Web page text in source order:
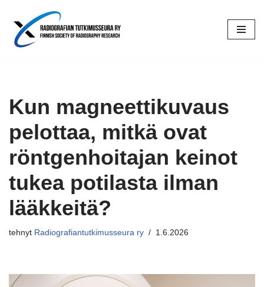
Siirry
suoraan
Kun magneettikuvaus
pelottaa, mitkä ovat
röntgenhoitajan keinot
tukea potilasta ilman
lääkkeitä?
tehnyt Radiografiantutkimusseura ry 1.6.2026